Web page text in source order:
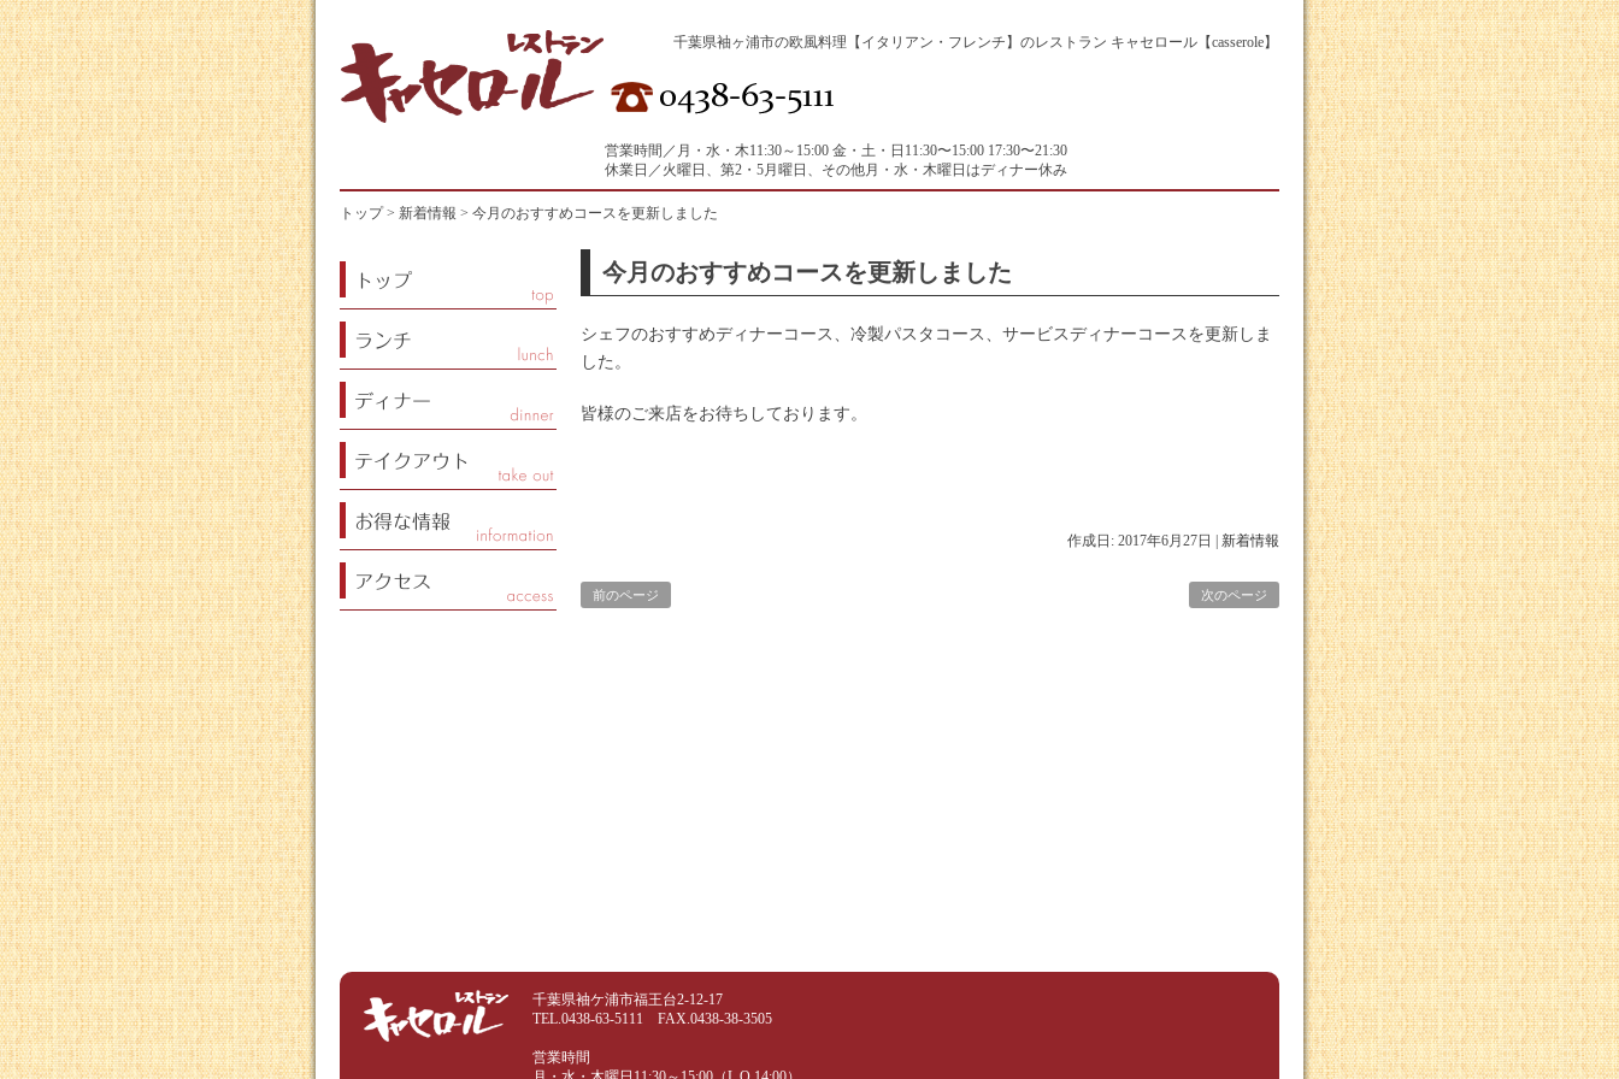
千葉県袖ヶ浦市の欧風料理【イタリアン・フレンチ】のレストラン キャセロール【casserole】
営業時間／月・水・木11:30～15:00 金・土・日11:30〜15:00 17:30〜21:30
休業日／火曜日、第2・5月曜日、その他月・水・木曜日はディナー休み
トップ> 新着情報 > 今月のおすすめコースを更新しました
今月のおすすめコースを更新しました
シェフのおすすめディナーコース、冷製パスタコース、サービスディナーコースを更新しま
した。
皆様のご来店をお待ちしております。
作成日: 2017年6月27日 新着情報
前のページ 次のページ
千葉県袖ケ浦市福王台2-12-17
TEL.0438-63-5111 FAX.0438-38-3505
営業時間